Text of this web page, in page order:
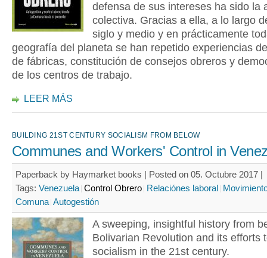
defensa de sus intereses ha sido la
colectiva. Gracias a ella, a lo largo
siglo y medio y en prácticamente
geografía del planeta se han repetido experiencias
de fábricas, constitución de consejos obreros y
de los centros de trabajo.
LEER MÁS
BUILDING 21ST CENTURY SOCIALISM FROM BELOW
Communes and Workers' Control in
Paperback by Haymarket books | Posted on 05. Octubre 2017 |
Tags: Venezuela Control Obrero Relaciónes laboral
Comuna Autogestión
A sweeping, insightful history from
Bolivarian Revolution and its efforts
socialism in the 21st century.